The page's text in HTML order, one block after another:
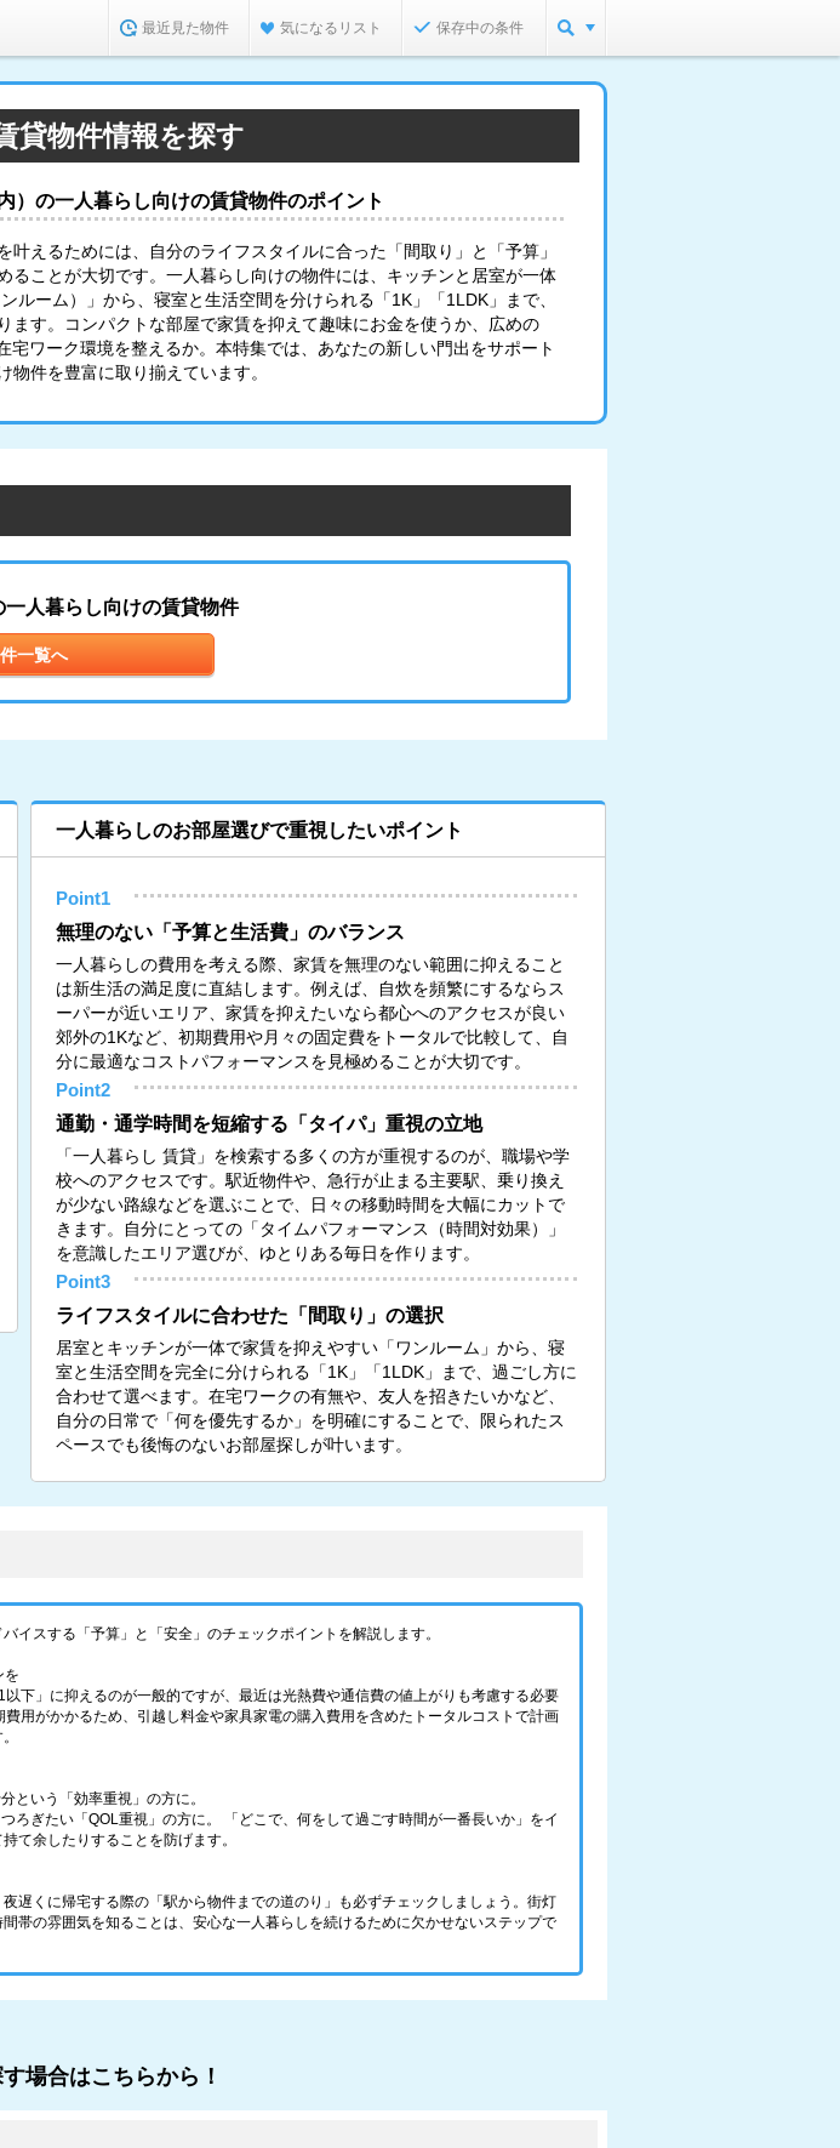
最近見た物件 気になるリスト 保存中の条件
貸物件情報を探す
）の一人暮らし向けの賃貸物件のポイント
叶えるためには、自分のライフスタイルに合った「間取り」と「予算」
ることが大切です。一人暮らし向けの物件には、キッチンと居室が一体
ルーム）」から、寝室と生活空間を分けられる「1K」「1LDK」まで、
ます。コンパクトな部屋で家賃を抑えて趣味にお金を使うか、広めの
宅ワーク環境を整えるか。本特集では、あなたの新しい門出をサポート
物件を豊富に取り揃えています。
人暮らし向けの賃貸物件
一覧へ
一人暮らしのお部屋選びで重視したいポイント
Point1
無理のない「予算と生活費」のバランス
一人暮らしの費用を考える際、家賃を無理のない範囲に抑えること
は新生活の満足度に直結します。例えば、自炊を頻繁にするならス
ーパーが近いエリア、家賃を抑えたいなら都心へのアクセスが良い
郊外の1Kなど、初期費用や月々の固定費をトータルで比較して、自
分に最適なコストパフォーマンスを見極めることが大切です。
Point2
通勤・通学時間を短縮する「タイパ」重視の立地
「一人暮らし 賃貸」を検索する多くの方が重視するのが、職場や学
校へのアクセスです。駅近物件や、急行が止まる主要駅、乗り換え
が少ない路線などを選ぶことで、日々の移動時間を大幅にカットで
きます。自分にとっての「タイムパフォーマンス（時間対効果）」
を意識したエリア選びが、ゆとりある毎日を作ります。
Point3
ライフスタイルに合わせた「間取り」の選択
居室とキッチンが一体で家賃を抑えやすい「ワンルーム」から、寝
室と生活空間を完全に分けられる「1K」「1LDK」まで、過ごし方に
合わせて選べます。在宅ワークの有無や、友人を招きたいかなど、
自分の日常で「何を優先するか」を明確にすることで、限られたス
ペースでも後悔のないお部屋探しが叶います。
イスする「予算」と「安全」のチェックポイントを解説します。
を
下」に抑えるのが一般的ですが、最近は光熱費や通信費の値上がりも考慮する必要
用がかかるため、引越し料金や家具家電の購入費用を含めたトータルコストで計画
という「効率重視」の方に。
ろぎたい「QOL重視」の方に。 「どこで、何をして過ごす時間が一番長いか」をイ
て余したりすることを防げます。
遅くに帰宅する際の「駅から物件までの道のり」も必ずチェックしましょう。街灯
帯の雰囲気を知ることは、安心な一人暮らしを続けるために欠かせないステップで
場合はこちらから！